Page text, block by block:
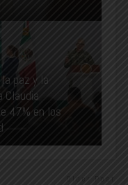
paz y la
Claudia
47% en los